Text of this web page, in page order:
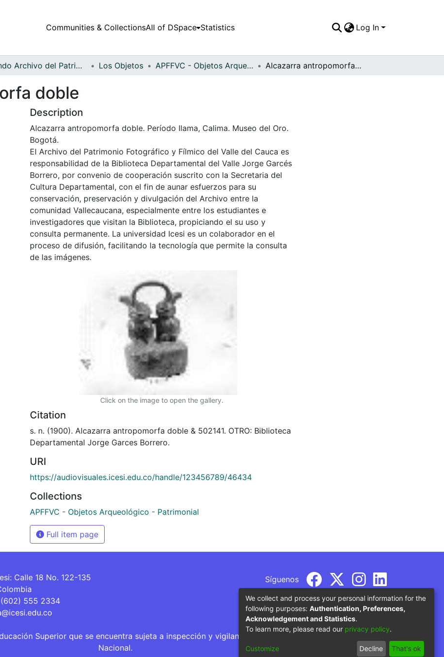
Communities & CollectionsAll of DSpace Statistics Log In
Fondo Archivo del Patrimonio Fotográfico y Fílmico del Valle del Cauca Los Objetos APFFVC - Objetos Arqueológico - Patrimonial Alcazarra antropomorfa doble
doble
Description
Alcazarra antropomorfa doble. Período Ilama, Calima. Museo del Oro.
Bogotá.
El Archivo del Patrimonio Fotográfico y Fílmico del Valle del Cauca es
responsabilidad de la Biblioteca Departamental del Valle Jorge Garcés
Borrero, por convenio de cooperación suscrito con la Secretaria del
Cultura Departamental, con el fin de aunar esfuerzos para su
conservación, preservación y divulgación del Archivo entre la
comunidad Vallecaucana, especialmente entre los estudiantes e
investigadores que visitan la Biblioteca, propiciando el su uso y
consulta permanente. La universidad Icesi es un colaborador en el
proceso de difusión, facilitando la tecnología que permite la consulta
de las imágenes.
Click on the image to open the gallery.
Citation
s. n. (1900). Alcazarra antropomorfa doble & 502141. OTRO: Biblioteca
Departamental Jorge Garces Borrero.
URI
https://audiovisuales.icesi.edu.co/handle/123456789/46434
Collections
APFFVC - Objetos Arqueológico - Patrimonial
Full item page
Calle 18 No. 122-135
555 2334
Síguenos
Superior que se encuentra sujeta a inspección y vigilancia por parte del Ministerio de Educación
Nacional.
We collect and process your personal information for the
following purposes: Authentication, Preferences,
Acknowledgement and Statistics.
To learn more, please read our privacy policy.
Customize Decline That's ok